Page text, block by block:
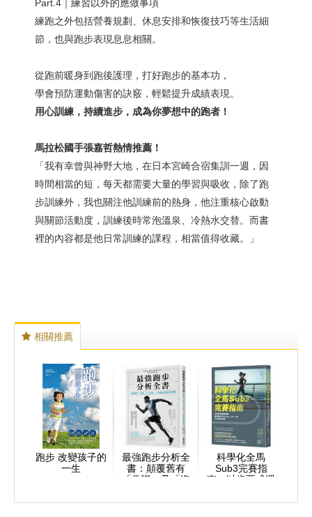
Part.4｜練習以外的應做事項
練跑之外包括營養規劃、休息安排和恢復技巧等生活細
節，也與跑步表現息息相關。
從跑前暖身到跑後護理，打好跑步的基本功，
學會預防運動傷害的訣竅，輕鬆提升成績表現。
用心訓練，持續進步，成為你夢想中的跑者！
馬拉松國手張嘉哲熱情推薦！
「我有幸曾與神野大地，在日本宮崎合宿集訓一週，因
時間相當的短，每天都需要大量的學習與吸收，除了跑
步訓練外，我也關注他訓練前的熱身，他注重核心啟動
與關節活動度，訓練後時常泡溫泉、冷熱水交替。而書
裡的內容都是他日常訓練的課程，相當值得收藏。」
相關推薦
跑步 改變孩子的
一生
最強跑步分析全
書：顛覆舊有
「常識」及「姿
跑步的身體
科學化全馬
Sub3完賽指
南：以肯亞式週
VO2max、LT、